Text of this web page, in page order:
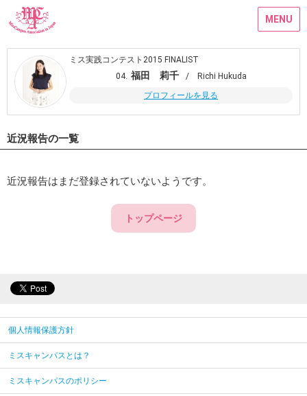
MENU
ミス実践コンテスト2015 FINALIST
04. 福田 莉千
/ Richi Hukuda
プロフィールを見る
近況報告の一覧
近況報告はまだ登録されていないようです。
トップページ
個人情報保護方針
ミスキャンパスとは？
ミスキャンパスのポリシー